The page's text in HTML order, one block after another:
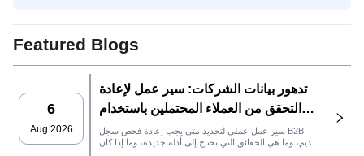
Featured Blogs
6
Aug 2026
تدهور بيانات الشركات: سير عمل لإعادة
التحقق من العملاء المحتملين باستخدام
SaleAI
سير عمل عملي لتحديد متى يجب إعادة فحص سجل B2B
قديم، وما هي الحقائق التي تحتاج إلى أدلة جديدة، وما إذا كان